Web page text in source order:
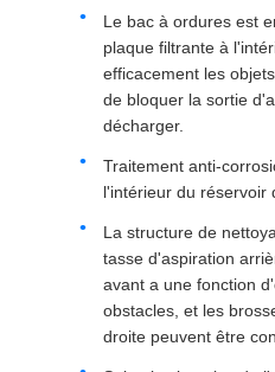
Le bac à ordures est
plaque filtrante à
efficacement les
de bloquer la sortie
décharger.
Traitement anti-
l'intérieur du réservoir
La structure de
tasse d'aspiration
avant a une fonction
obstacles, et les
droite peuvent être